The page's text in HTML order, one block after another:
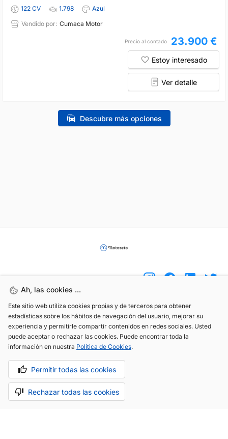
122 CV
1.798
Azul
Vendido por: Cumaca Motor
Precio al contado 23.900 €
Estoy interesado
Ver detalle
Descubre más opciones
Ah, las cookies ...
Este sitio web utiliza cookies propias y de terceros para obtener
estadísticas sobre los hábitos de navegación del usuario, mejorar su
experiencia y permitirle compartir contenidos en redes sociales. Usted
puede aceptar o rechazar las cookies. Puede encontrar toda la
información en nuestra Política de Cookies.
Permitir todas las cookies
Rechazar todas las cookies
(+34) 744 408 070
info@motoreto.com
Aviso legal Política de cookies